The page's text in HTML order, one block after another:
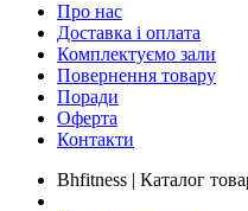
Про нас
Доставка і оплата
Комплектуємо зали
Повернення товару
Поради
Оферта
Контакти
Bhfitness | Каталог